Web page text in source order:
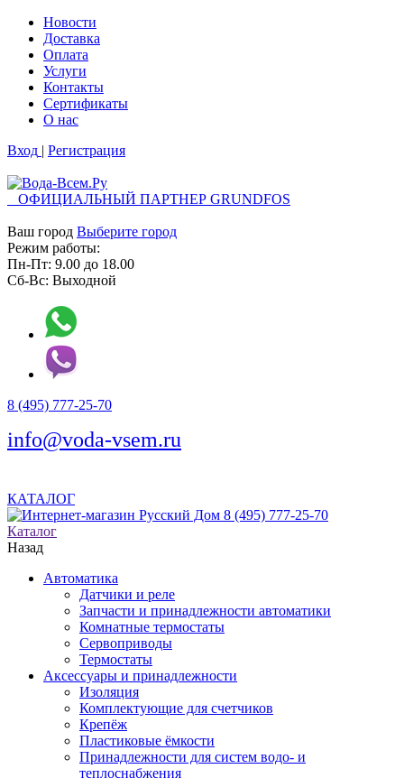
Новости
Доставка
Оплата
Услуги
Контакты
Cертификаты
О нас
Вход | Регистрация
ОФИЦИАЛЬНЫЙ ПАРТНЕР GRUNDFOS
Ваш город Выберите город
Режим работы:
Пн-Пт: 9.00 до 18.00
Сб-Вс: Выходной
8 (495) 777-25-70
info@voda-vsem.ru
КАТАЛОГ
8 (495) 777-25-70
Каталог
Назад
Автоматика
Датчики и реле
Запчасти и принадлежности автоматики
Комнатные термостаты
Сервоприводы
Термостаты
Аксессуары и принадлежности
Изоляция
Комплектующие для счетчиков
Крепёж
Пластиковые ёмкости
Принадлежности для систем водо- и
теплоснабжения